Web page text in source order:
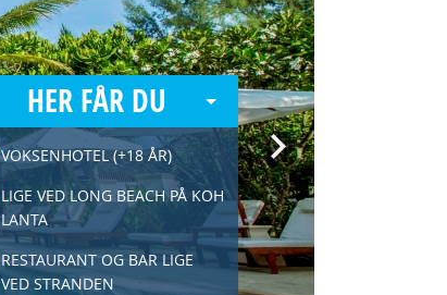
HER FÅR DU
VOKSENHOTEL (+18 ÅR)
LIGE VED LONG BEACH PÅ KOH
LANTA
RESTAURANT OG BAR LIGE
VED STRANDEN
Next